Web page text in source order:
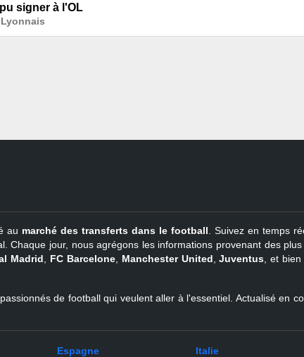
signer à l'OL
au marché des transferts dans le football . Suivez en temps
Chaque jour, nous agrégons les informations provenant des
Madrid FC Barcelone, Manchester United ,Juventus , et
de football qui veulent aller à l'essentiel. Actualisé en
Espagne Italie